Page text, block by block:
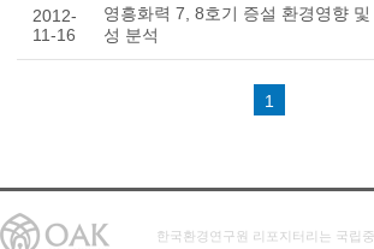
2012-
11-16
영흥화력 7, 8호기 증설 환경영향 및
성 분석
1
한국환경연구원 리포지터리는 국